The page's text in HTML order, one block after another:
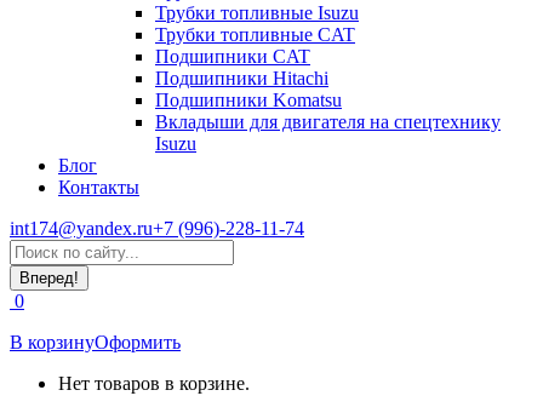
Трубки топливные Isuzu
Трубки топливные CAT
Подшипники CAT
Подшипники Hitachi
Подшипники Komatsu
Вкладыши для двигателя на спецтехнику
Isuzu
Блог
Контакты
int174@yandex.ru+7 (996)-228-11-74
Страница
WhatsApp
открывается
в
новом
окне
Поиск:
0
В корзинуОформить
Нет товаров в корзине.